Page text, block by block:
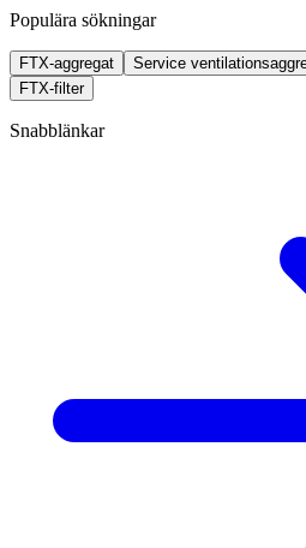
Populära sökningar
FTX-aggregat Service
FTX-filter
Snabblänkar